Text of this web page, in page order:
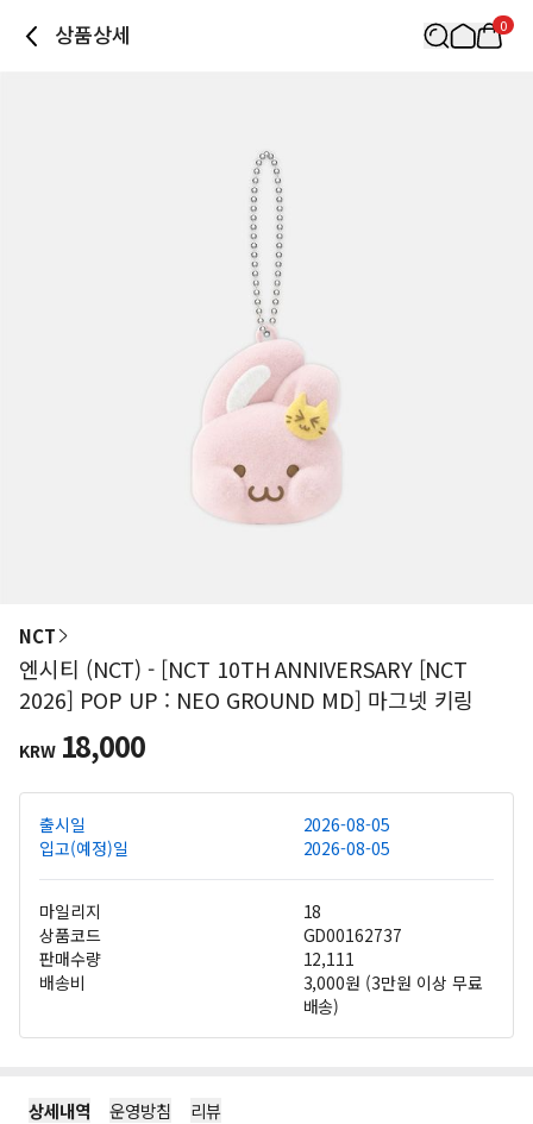
상품상세 0
NCT
엔시티 (NCT) - [NCT 10TH ANNIVERSARY [NCT
2026] POP UP : NEO GROUND MD] 마그넷 키링
KRW 18,000
출시일
2026-08-05
입고(예정)일
2026-08-05
마일리지
18
상품코드
GD00162737
판매수량
12,111
배송비
3,000원 (3만원 이상 무료
배송)
상세내역 운영방침 리뷰